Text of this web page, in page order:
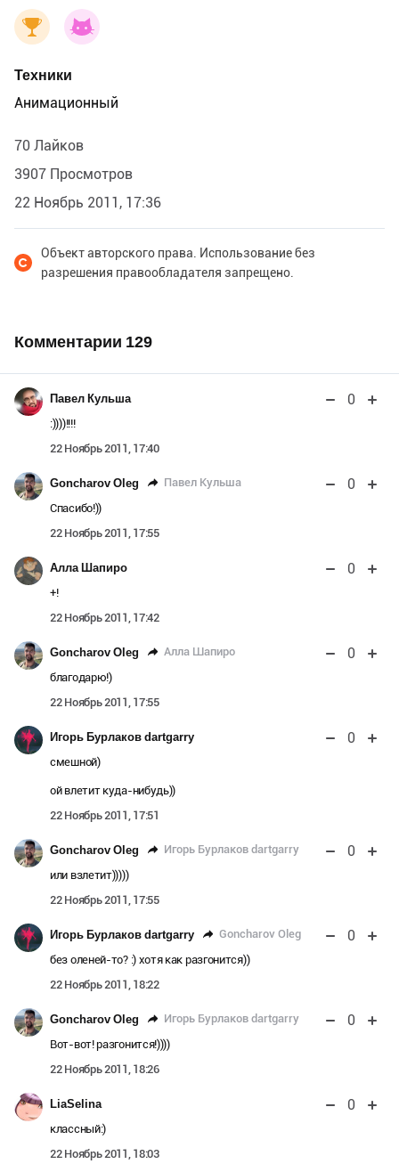
Техники
Анимационный
70 Лайков
3907 Просмотров
22 Ноябрь 2011, 17:36
Объект авторского права. Использование без
разрешения правообладателя запрещено.
Комментарии 129
Павел Кульша 0
:))))!!!!
22 Ноябрь 2011, 17:40
Goncharov Oleg Павел Кульша 0
Спасибо!))
22 Ноябрь 2011, 17:55
Алла Шапиро 0
+!
22 Ноябрь 2011, 17:42
Goncharov Oleg Алла Шапиро 0
благодарю!)
22 Ноябрь 2011, 17:55
Игорь Бурлаков dartgarry 0
смешной)
ой влетит куда-нибудь))
22 Ноябрь 2011, 17:51
Goncharov Oleg Игорь Бурлаков dartgarry 0
или взлетит)))))
22 Ноябрь 2011, 17:55
Игорь Бурлаков dartgarry Goncharov Oleg 0
без оленей-то? :) хотя как разгонится))
22 Ноябрь 2011, 18:22
Goncharov Oleg Игорь Бурлаков dartgarry 0
Вот-вот! разгонится!))))
22 Ноябрь 2011, 18:26
LiaSelina 0
классный:)
22 Ноябрь 2011, 18:03